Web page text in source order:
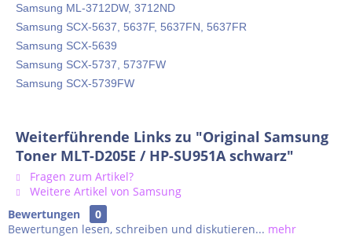
Samsung ML-3712DW, 3712ND
Samsung SCX-5637, 5637F, 5637FN, 5637FR
Samsung SCX-5639
Samsung SCX-5737, 5737FW
Samsung SCX-5739FW
Weiterführende Links zu "Original Samsung
Toner MLT-D205E / HP-SU951A schwarz"
Fragen zum Artikel?
Weitere Artikel von Samsung
Bewertungen
0
Bewertungen lesen, schreiben und diskutieren... mehr